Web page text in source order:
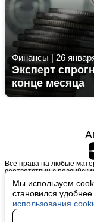
Мы используем
становился
использования
Финансы | 26
Эксперт
конце месяца
Все права на любые
соответствии с
интеллектуальной
аудио и
(finfeel.ru).
использовании
на исходный материал